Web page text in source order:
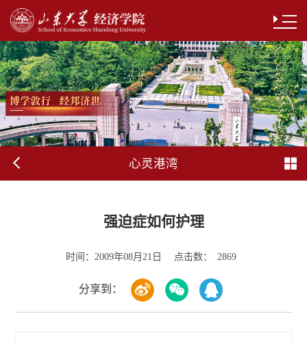
心灵港湾
强迫症如何护理
时间： 2009年08月21日 点击数： 2869
分享到：